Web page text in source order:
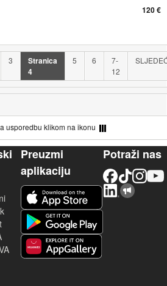
120 €
3
Stranica
4
5 6
7-
12
usporedbu klikom na ikonu
Preuzmi
aplikaciju
Potraži nas